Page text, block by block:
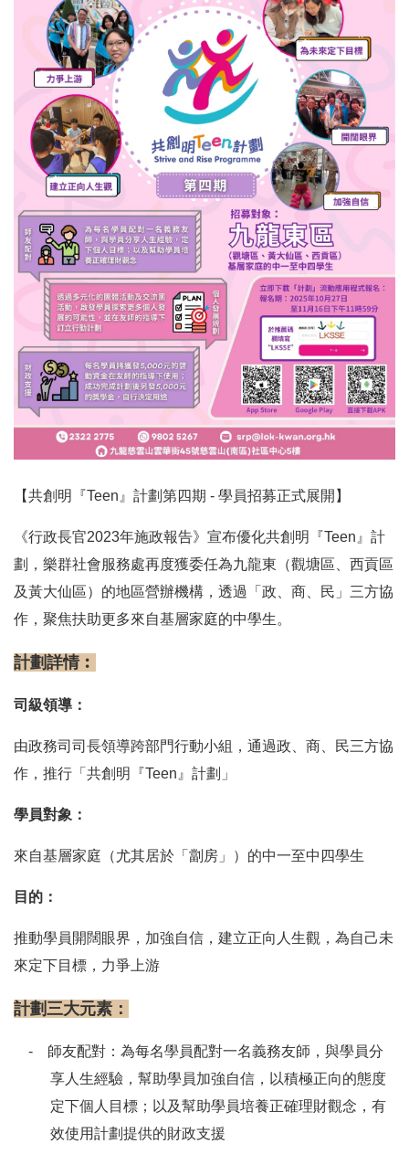
【共創明『Teen』計劃第四期 - 學員招募正式展開】
《行政長官2023年施政報告》宣布優化共創明『Teen』計
劃，樂群社會服務處再度獲委任為九龍東（觀塘區、西貢區
及黃大仙區）的地區營辦機構，透過「政、商、民」三方協
作，聚焦扶助更多來自基層家庭的中學生。
計劃詳情︰
司級領導：
由政務司司長領導跨部門行動小組，通過政、商、民三方協
作，推行「共創明『Teen 』計劃」
學員對象：
來自基層家庭（尤其居於「劏房」）的中一至中四學生
目的：
推動學員開闊眼界，加強自信，建立正向人生觀，為自己未
來定下目標，力爭上游
計劃三大元素：
- 師友配對：為每名學員配對一名義務友師，與學員分
享人生經驗，幫助學員加強自信，以積極正向的態度
定下個人目標；以及幫助學員培養正確理財觀念，有
效使用計劃提供的財政支援